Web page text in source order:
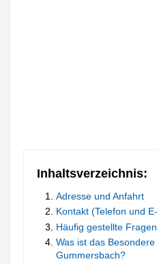
Inhaltsverzeichnis:
Adresse und Anfahrt
Kontakt (Telefon und
Häufig gestellte Fragen
Was ist das
Gummersbach?